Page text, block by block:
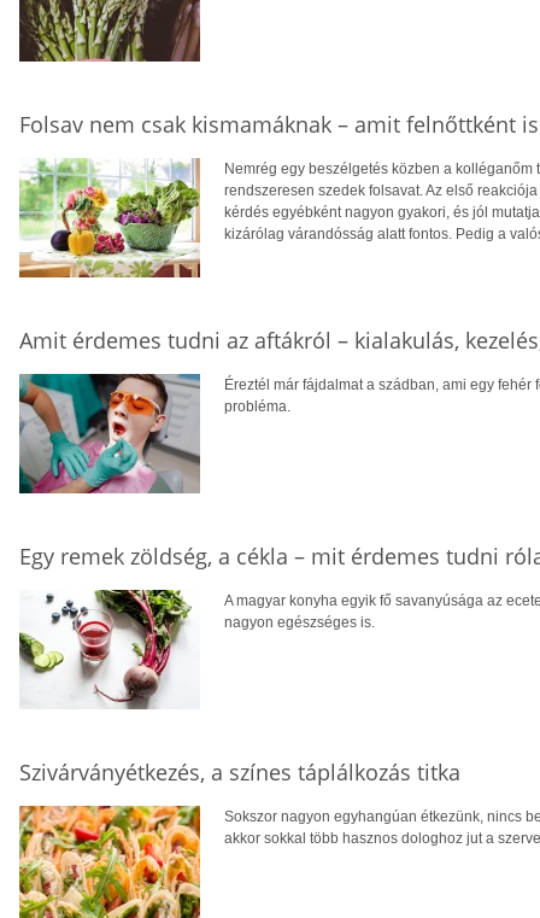
Folsav nem csak kismamáknak – amit felnőttként
Nemrég egy beszélgetés közben a
rendszeresen szedek folsavat. Az első
kérdés egyébként nagyon gyakori, és jól
kizárólag várandósság alatt fontos. Pedig a
Amit érdemes tudni az aftákról – kialakulás,
Éreztél már fájdalmat a szádban, ami egy
probléma.
Egy remek zöldség, a cékla – mit érdemes tudni
A magyar konyha egyik fő savanyúsága az
nagyon egészséges is.
Szivárványétkezés, a színes táplálkozás titka
Sokszor nagyon egyhangúan étkezünk, nincs
akkor sokkal több hasznos dologhoz jut a